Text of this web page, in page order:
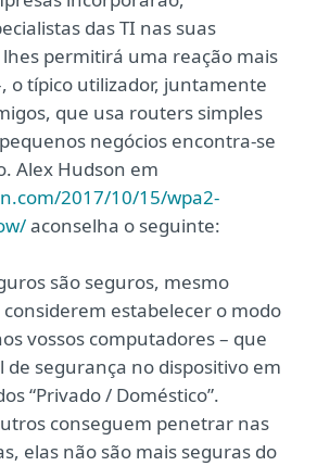
das TI nas suas
lhes permitirá uma reação mais
o típico utilizador, juntamente
que usa routers simples
negócios encontra-se
Alex Hudson em
2017/10/15/wpa2-
aconselha o seguinte:
são seguros, mesmo
estabelecer o modo
vossos computadores – que
segurança no dispositivo em
“Privado / Doméstico”.
conseguem penetrar nas
elas não são mais seguras do